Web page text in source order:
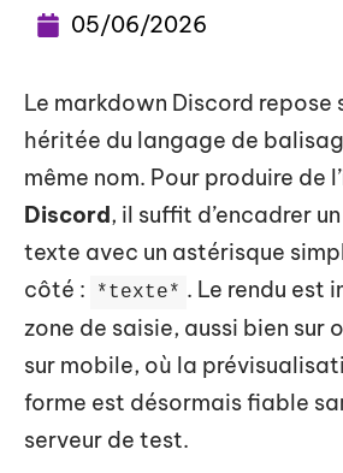
05/06/2026
Le markdown Discord repose
héritée du langage de
même nom. Pour produire de l’
Discord, il suffit d’encadrer
texte avec un astérisque
côté :
*texte* . Le rendu est
zone de saisie, aussi bien sur
sur mobile, où la
forme est désormais fiable
serveur de test.